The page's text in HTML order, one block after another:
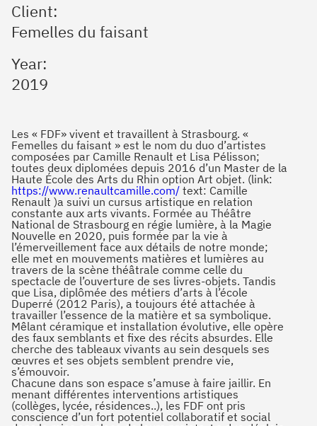
Client:
Femelles du faisant
Year:
2019
Les « FDF» vivent et travaillent à Strasbourg. «
Femelles du faisant » est le nom du duo d’artistes
composées par Camille Renault et Lisa Pélisson;
toutes deux diplomées depuis 2016 d’un Master de la
Haute École des Arts du Rhin option Art objet. (link:
https://www.renaultcamille.com/ text: Camille
Renault )a suivi un cursus artistique en relation
constante aux arts vivants. Formée au Théâtre
National de Strasbourg en régie lumière, à la Magie
Nouvelle en 2020, puis formée par la vie à
l’émerveillement face aux détails de notre monde;
elle met en mouvements matières et lumières au
travers de la scène théâtrale comme celle du
spectacle de l’ouverture de ses livres-objets. Tandis
que Lisa, diplômée des métiers d’arts à l’école
Duperré (2012 Paris), a toujours été attachée à
travailler l’essence de la matière et sa symbolique.
Mêlant céramique et installation évolutive, elle opère
des faux semblants et fixe des récits absurdes. Elle
cherche des tableaux vivants au sein desquels ses
œuvres et ses objets semblent prendre vie,
s’émouvoir.
Chacune dans son espace s’amuse à faire jaillir. En
menant différentes interventions artistiques
(collèges, lycée, résidences..), les FDF ont pris
conscience d’un fort potentiel collaboratif et social